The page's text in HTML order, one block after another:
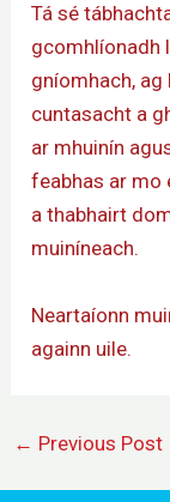
Tá sé
gcomhlíonadh
gníomhach,
cuntasacht a
ar mhuinín
feabhas ar mo
a thabhairt
muiníneach.
Neartaíonn
againn uile.
← Previous Post